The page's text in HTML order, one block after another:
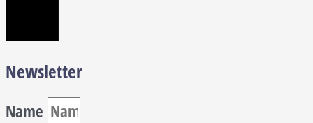
Newsletter
Name